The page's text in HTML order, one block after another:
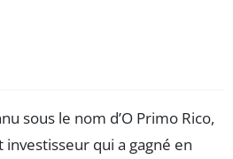
sous le nom d’O Primo Rico,
qui a gagné en